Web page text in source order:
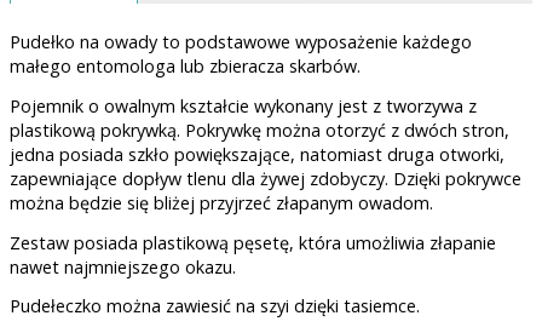
Pudełko na owady to podstawowe wyposażenie każdego
małego entomologa lub zbieracza skarbów.
Pojemnik o owalnym kształcie wykonany jest z tworzywa z
plastikową pokrywką. Pokrywkę można otorzyć z dwóch stron,
jedna posiada szkło powiększające, natomiast druga otworki,
zapewniające dopływ tlenu dla żywej zdobyczy. Dzięki pokrywce
można będzie się bliżej przyjrzeć złapanym owadom.
Zestaw posiada plastikową pęsetę, która umożliwia złapanie
nawet najmniejszego okazu.
Pudełeczko można zawiesić na szyi dzięki tasiemce.